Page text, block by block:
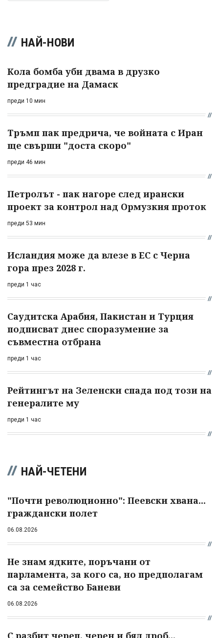
НАЙ-НОВИ
Кола бомба уби двама в друзко
предградие на Дамаск
преди 10 мин
Тръмп пак предрича, че войната с Иран
ще свърши "доста скоро"
преди 46 мин
Петролът - пак нагоре след ирански
проект за контрол над Ормузкия проток
преди 53 мин
Исландия може да влезе в ЕС с Черна
гора през 2028 г.
преди 1 час
Саудитска Арабия, Пакистан и Турция
подписват днес споразумение за
съвместна отбрана
преди 1 час
Рейтингът на Зеленски спада под този на
генералите му
преди 1 час
НАЙ-ЧЕТЕНИ
"Почти революционно": Пеевски хвана...
граждански полет
06.08.2026
Не знам ядките, поръчани от
парламента, за кого са, но предполагам
са за семейство Баневи
06.08.2026
С разбит череп, черен и бял дроб...